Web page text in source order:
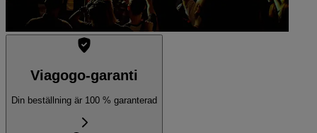
Viagogo-garanti
Din beställning är 100 % garanterad